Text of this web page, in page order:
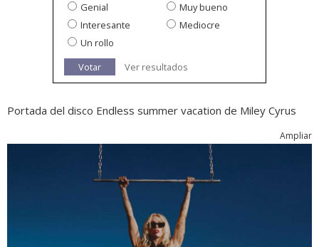
Genial
Muy bueno
Interesante
Mediocre
Un rollo
Votar
Ver resultados
Portada del disco Endless summer vacation de Miley Cyrus
Ampliar